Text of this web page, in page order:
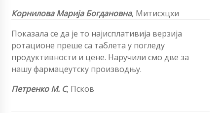
Корнилова Марија Богдановна, Митисхцхи
Показала се да је то најисплативија верзија
ротационе преше са таблета у погледу
продуктивности и цене. Наручили смо две за
нашу фармацеутску производњу.
Петренко М. С, Псков